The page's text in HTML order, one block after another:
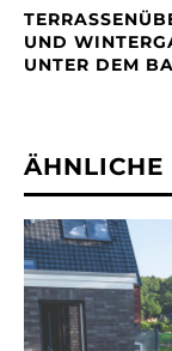
UND
UNTER DEM
ÄHNLICHE